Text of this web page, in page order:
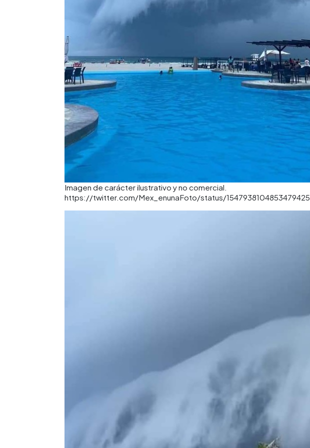
Imagen de carácter ilustrativo y no comercial.
https://twitter.com/Mex_enunaFoto/status/1547938104853479425